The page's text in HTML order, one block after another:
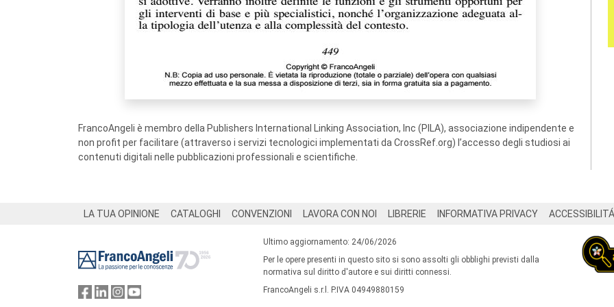
FrancoAngeli è membro della Publishers International Linking Association, Inc (PILA), associazione indipendente e
non profit per facilitare (attraverso i servizi tecnologici implementati da CrossRef.org) l’accesso degli studiosi ai
contenuti digitali nelle pubblicazioni professionali e scientifiche.
LA TUA OPINIONE CATALOGHI CONVENZIONI LAVORA CON NOI LIBRERIE INFORMATIVA PRIVACY ACCESSIBILITÁ
Ultimo aggiornamento: 24/06/2026
Per le opere presenti in questo sito si sono assolti gli obblighi previsti dalla
normativa sul diritto d'autore e sui diritti connessi.
FrancoAngeli s.r.l. P.IVA 04949880159